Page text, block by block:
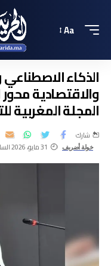
Aa
الذكاء الاصطناعي
والاقتصادية
المجلة المغربية
خولة أضريف 31 مايو، 2026 الساعة 6:14 مساءً
شارك